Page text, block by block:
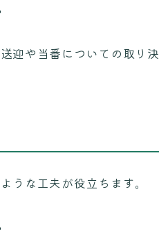
迎や当番についての取り決
うな工夫が役立ちます。